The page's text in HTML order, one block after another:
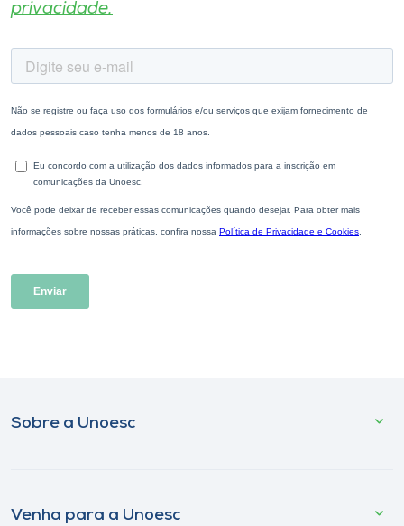
privacidade.
Sobre a Unoesc
Venha para a Unoesc